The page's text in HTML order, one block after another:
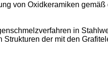
von Oxidkeramiken
in
der mit den